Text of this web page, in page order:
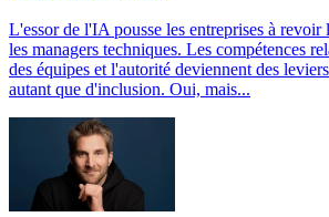
L'essor de l'IA pousse les entreprises à revoir
les managers techniques. Les compétences
des équipes et l'autorité deviennent des
autant que d'inclusion. Oui, mais...